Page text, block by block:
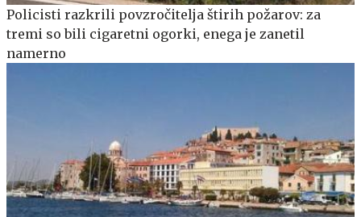
Policisti razkrili povzročitelja štirih požarov: za
tremi so bili cigaretni ogorki, enega je zanetil
namerno